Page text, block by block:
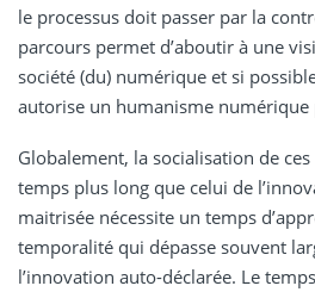
le processus doit passer par la
parcours permet d’aboutir à une
société (du) numérique et si
autorise un humanisme numérique
Globalement, la socialisation de
temps plus long que celui de
maitrisée nécessite un temps
temporalité qui dépasse souvent
l’innovation auto-déclarée. Le